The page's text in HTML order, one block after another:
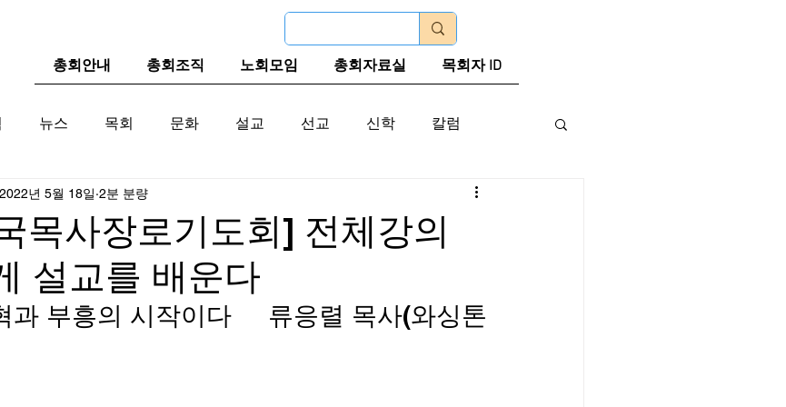
총회안내 총회조직 노회모임 총회자료실 목회자 ID
뉴스 목회 문화 설교 선교 신학 칼럼
한국 교계 교단역사
목사장로기도회] 전체강의
설교를 배운다
2022년 5월 18일 2분 분량
과 부흥의 시작이다     류응렬 목사(와싱톤